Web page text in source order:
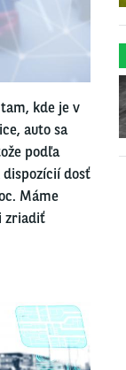
kde je v
auto sa
podľa
dosť
Máme
zriadiť